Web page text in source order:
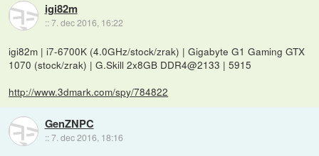
igi82m
::7. dec 2016, 16:22
igi82m | i7-6700K (4.0GHz/stock/zrak) | Gigabyte G1 Gaming GTX
1070 (stock/zrak) | G.Skill 2x8GB DDR4@2133 | 5915
http://www.3dmark.com/spy/784822
GenZNPC
::7. dec 2016, 18:16